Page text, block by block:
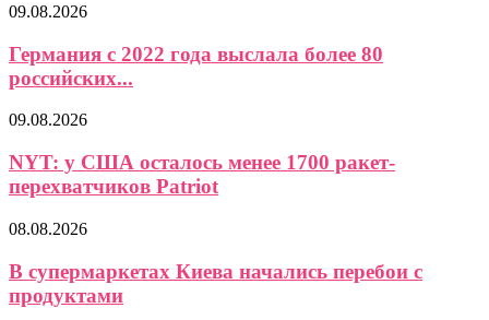
09.08.2026
Германия с 2022 года выслала более 80
российских...
09.08.2026
NYT: у США осталось менее 1700 ракет-
перехватчиков Patriot
08.08.2026
В супермаркетах Киева начались перебои с
продуктами